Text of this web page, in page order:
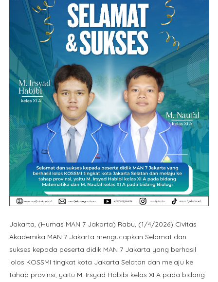
Jakarta, (Humas MAN 7 Jakarta) Rabu, (1/4/2026) Civitas
Akademika MAN 7 Jakarta mengucapkan Selamat dan
sukses kepada peserta didik MAN 7 Jakarta yang berhasil
lolos KOSSMI tingkat kota Jakarta Selatan dan melaju ke
tahap provinsi, yaitu M. Irsyad Habibi kelas XI A pada bidang